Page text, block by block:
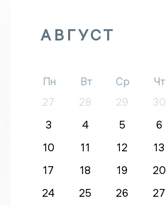
АВГУСТ
Пн Вт Ср Чт
27
28 29 30
3
4 5 6
10
11 12 13
17
18 19 20
24
25 26 27